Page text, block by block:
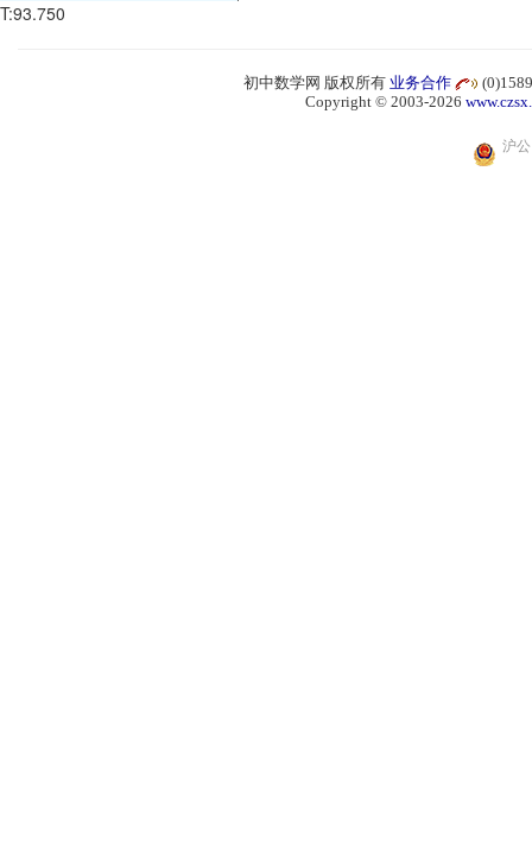
T:93.750
初中数学网 版权所有 业务合作
Copyright © 2003-2026
沪公